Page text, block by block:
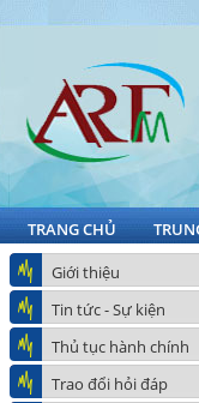
TRANG CHỦ
Giới thiệu
Tin tức - Sự kiện
Thủ tục hành chính
Trao đổi hỏi đáp